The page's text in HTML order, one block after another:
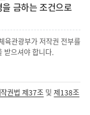
금하는 조건으로
육관광부가 저작권 전부를
받으셔야 합니다.
권법 제37조 및제138조